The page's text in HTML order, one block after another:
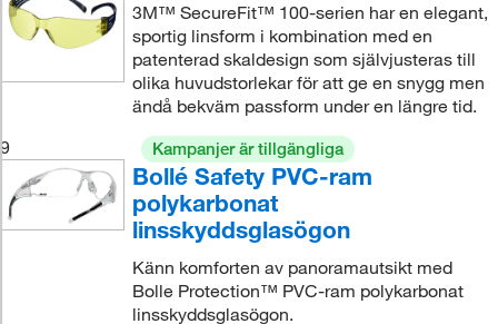
3M™ SecureFit™ 100-serien har en elegant,
sportig linsform i kombination med en
patenterad skaldesign som självjusteras till
olika huvudstorlekar för att ge en snygg men
ändå bekväm passform under en längre tid.
9
Kampanjer är tillgängliga
Bollé Safety PVC-ram
polykarbonat
linsskyddsglasögon
Känn komforten av panoramautsikt med
Bolle Protection™ PVC-ram polykarbonat
linsskyddsglasögon.